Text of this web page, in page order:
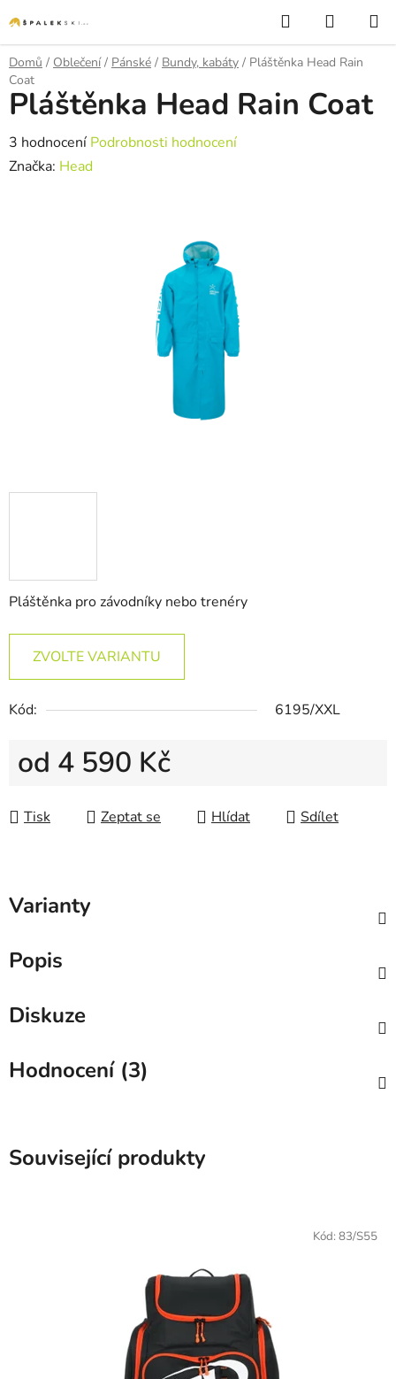
Hledat
Domů / Oblečení / Pánské / Bundy, kabáty / Pláštěnka Head Rain
Coat
Pláštěnka pro závodníky nebo trenéry
ZVOLTE VARIANTU
Kód: 6195/XXL
od 4 590 Kč
Tisk
Zeptat se Hlídat Sdílet
Pláštěnka Head Rain Coat
Průměrné hodnocení produktu je 5,0 z 5 hvězdiček.
3 hodnocení Podrobnosti hodnocení
Značka: Head
Varianty
Popis
Diskuze
Hodnocení (3)
Související produkty
Kód: 83/S55